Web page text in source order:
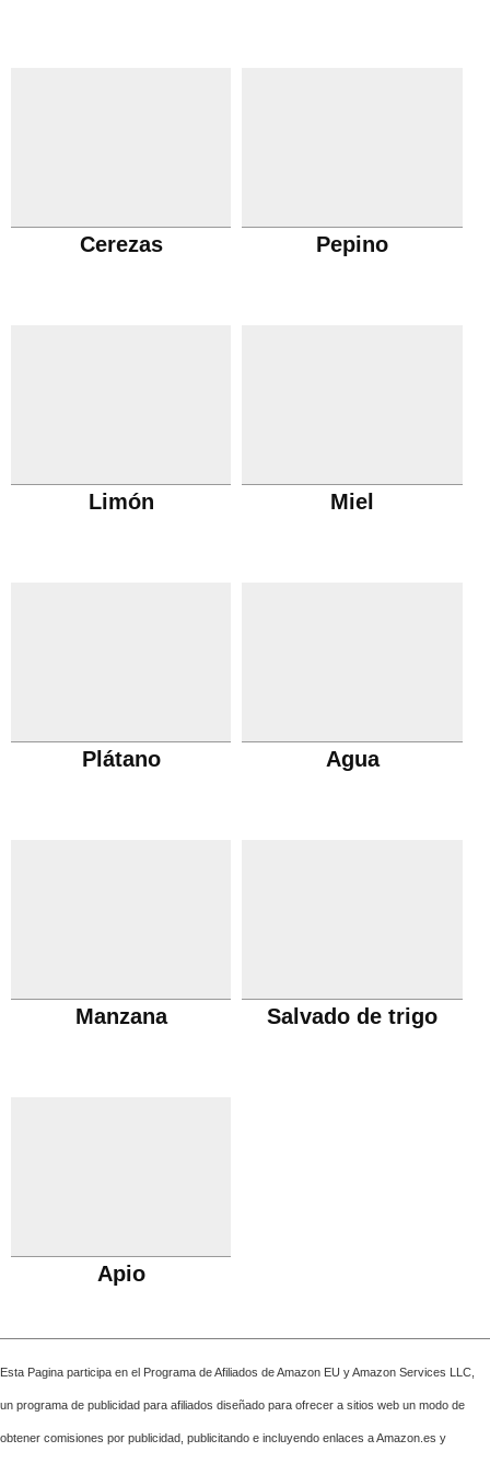
Cerezas Pepino
Limón Miel
Plátano Agua
Manzana Salvado de trigo
Apio
Esta Pagina participa en el Programa de Afiliados de Amazon EU y Amazon Services LLC,
un programa de publicidad para afiliados diseñado para ofrecer a sitios web un modo de
obtener comisiones por publicidad, publicitando e incluyendo enlaces a Amazon.es y